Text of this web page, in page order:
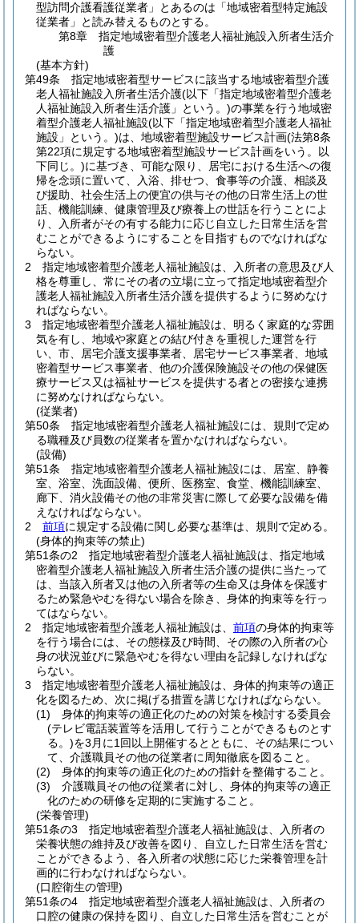
型訪問介護看護従業者」とあるのは「地域密着型特定施設
従業者」と読み替えるものとする。
第8章
指定地域密着型介護老人福祉施設入所者生活介
護
(基本方針)
第49条
指定地域密着型サービスに該当する地域密着型介護
老人福祉施設入所者生活介護(以下「指定地域密着型介護老
人福祉施設入所者生活介護」という。)の事業を行う地域密
着型介護老人福祉施設(以下「指定地域密着型介護老人福祉
施設」という。)は、地域密着型施設サービス計画(法第8条
第22項に規定する地域密着型施設サービス計画をいう。以
下同じ。)に基づき、可能な限り、居宅における生活への復
帰を念頭に置いて、入浴、排せつ、食事等の介護、相談及
び援助、社会生活上の便宜の供与その他の日常生活上の世
話、機能訓練、健康管理及び療養上の世話を行うことによ
り、入所者がその有する能力に応じ自立した日常生活を営
むことができるようにすることを目指すものでなければな
らない。
2
指定地域密着型介護老人福祉施設は、入所者の意思及び人
格を尊重し、常にその者の立場に立って指定地域密着型介
護老人福祉施設入所者生活介護を提供するように努めなけ
ればならない。
3
指定地域密着型介護老人福祉施設は、明るく家庭的な雰囲
気を有し、地域や家庭との結び付きを重視した運営を行
い、市、居宅介護支援事業者、居宅サービス事業者、地域
密着型サービス事業者、他の介護保険施設その他の保健医
療サービス又は福祉サービスを提供する者との密接な連携
に努めなければならない。
(従業者)
第50条
指定地域密着型介護老人福祉施設には、規則で定め
る職種及び員数の従業者を置かなければならない。
(設備)
第51条
指定地域密着型介護老人福祉施設には、居室、静養
室、浴室、洗面設備、便所、医務室、食堂、機能訓練室、
廊下、消火設備その他の非常災害に際して必要な設備を備
えなければならない。
2
前項に規定する設備に関し必要な基準は、規則で定める。
(身体的拘束等の禁止)
第51条の2
指定地域密着型介護老人福祉施設は、指定地域
密着型介護老人福祉施設入所者生活介護の提供に当たって
は、当該入所者又は他の入所者等の生命又は身体を保護す
るため緊急やむを得ない場合を除き、身体的拘束等を行っ
てはならない。
2
指定地域密着型介護老人福祉施設は、 前項の身体的拘束等
を行う場合には、その態様及び時間、その際の入所者の心
身の状況並びに緊急やむを得ない理由を記録しなければな
らない。
3
指定地域密着型介護老人福祉施設は、身体的拘束等の適正
化を図るため、次に掲げる措置を講じなければならない。
(1)
身体的拘束等の適正化のための対策を検討する委員会
(テレビ電話装置等を活用して行うことができるものとす
る。)を3月に1回以上開催するとともに、その結果につい
て、介護職員その他の従業者に周知徹底を図ること。
(2)
身体的拘束等の適正化のための指針を整備すること。
(3)
介護職員その他の従業者に対し、身体的拘束等の適正
化のための研修を定期的に実施すること。
(栄養管理)
第51条の3
指定地域密着型介護老人福祉施設は、入所者の
栄養状態の維持及び改善を図り、自立した日常生活を営む
ことができるよう、各入所者の状態に応じた栄養管理を計
画的に行わなければならない。
(口腔衛生の管理)
第51条の4
指定地域密着型介護老人福祉施設は、入所者の
口腔の健康の保持を図り、自立した日常生活を営むことが